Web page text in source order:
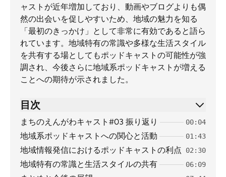
ャストが近年増加しており、動画やブログよりも偶
然の出会いを促しやすいため、地域の魅力を知る
「最初のきっかけ」として非常に有効であると語ら
れています。地域特有の常識や多様な生活スタイル
を共有する場としてもポッドキャストの可能性が強
調され、今後さらに地域系ポッドキャストが増える
ことへの期待が示されました。
目次
まちのえんがわキャスト#03 振り返り 00:04
地域系ポッドキャストへの関心と活動 01:43
地域情報発信におけるポッドキャストの利点 02:30
地域特有の常識と生活スタイルの共有 06:09